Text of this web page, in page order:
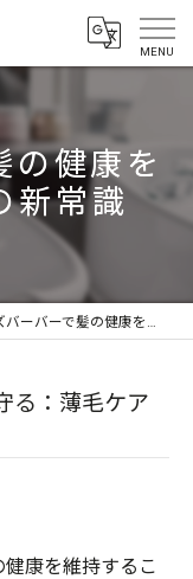
の健康を
新常識
ーで髪の健康を守る：薄毛ケアの新常識
る：薄毛ケア
康を維持するこ